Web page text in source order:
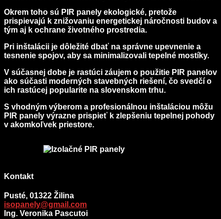
Okrem toho sú PIR panely ekologické, pretože
prispievajú k znižovaniu energetickej náročnosti budov a
tým aj k ochrane životného prostredia.
Pri inštalácii je dôležité dbať na správne upevnenie a
tesnenie spojov, aby sa minimalizovali tepelné mostíky.
V súčasnej dobe je rastúci záujem o použitie PIR panelov
ako súčasti moderných stavebných riešení, čo svedčí o
ich rastúcej popularite na slovenskom trhu.
S vhodným výberom a profesionálnou inštaláciou môžu
PIR panely výrazne prispieť k zlepšeniu tepelnej pohody
v akomkoľvek priestore.
Kontakt
Pusté, 01322 Žilina
isopanely@gmail.com
Ing. Veronika Pascutoi